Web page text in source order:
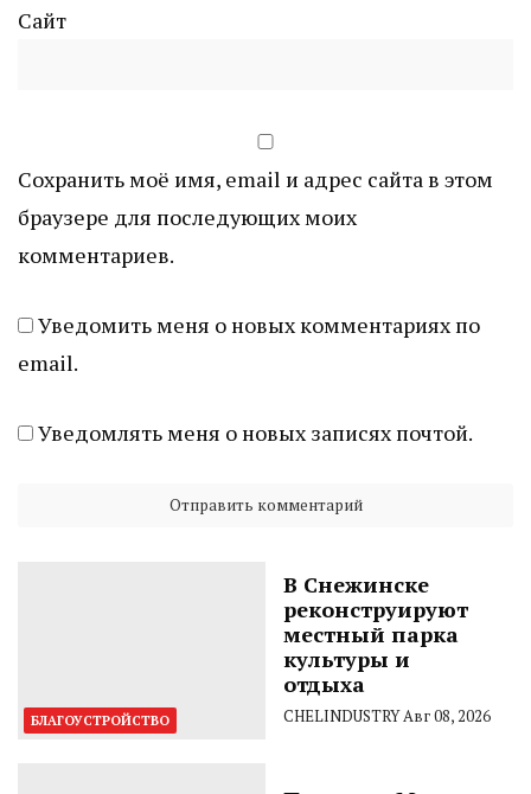
Сайт
Сохранить моё имя, email и адрес сайта в этом
браузере для последующих моих
комментариев.
Уведомить меня о новых комментариях по
email.
Уведомлять меня о новых записях почтой.
БЛАГОУСТРОЙСТВО
В Снежинске
реконструируют
местный парка
культуры и
отдыха
CHELINDUSTRYАвг 08, 2026